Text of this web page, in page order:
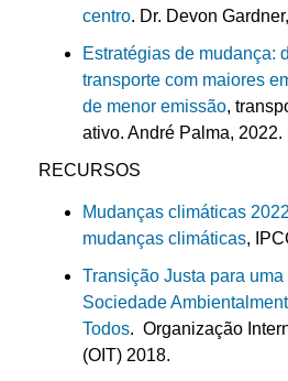
centro. Dr. Devon
Estratégias de mudança:
transporte com maiores
de menor emissão,
ativo. André Palma,
RECURSOS
Mudanças climáticas
mudanças climáticas,
Transição Justa para
Sociedade
Todos. Organização
(OIT) 2018.